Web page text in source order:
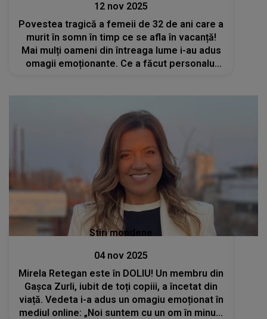
12 nov 2025
Povestea tragică a femeii de 32 de ani care a
murit în somn în timp ce se afla în vacanță!
Mai mulți oameni din întreaga lume i-au adus
omagii emoționante. Ce a făcut personalul
Stiri mondene
04 nov 2025
Mirela Retegan este în DOLIU! Un membru din
Gașca Zurli, iubit de toți copiii, a încetat din
viață. Vedeta i-a adus un omagiu emoționat în
mediul online: „Noi suntem cu un om în minus,